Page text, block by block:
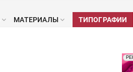
МАТЕРИАЛЫ ТИПОГРАФИИ